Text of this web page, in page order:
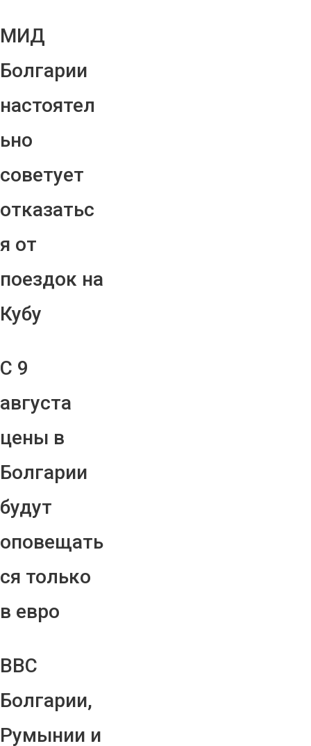
МИД
Болгарии
настоятел
ьно
советует
отказатьс
я от
поездок на
Кубу
С 9
августа
цены в
Болгарии
будут
оповещать
ся только
в евро
ВВС
Болгарии,
Румынии и